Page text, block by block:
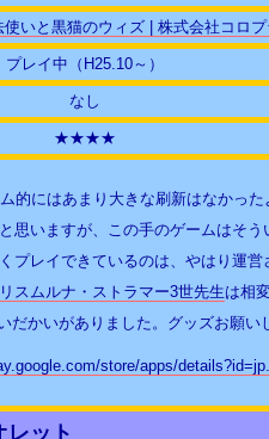
いと黒猫のウィズ | 株式会社コロプ
プレイ中（H25.10～）
なし
★★★★
にはあまり大きな刷新はなかった
いますが、この手のゲームはそう
レイできているのは、やはり運営
スムルナ・ストラマー3世先生は相
かいがありました。グッズお願い
store/apps/
レット